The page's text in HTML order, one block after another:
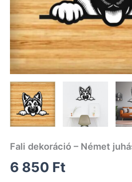
Fali dekoráció – Német
6 850 Ft